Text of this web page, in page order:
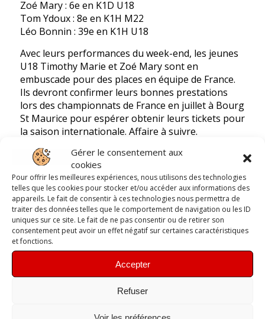
Gérer le consentement aux
cookies
Pour offrir les meilleures expériences, nous utilisons des technologies
telles que les cookies pour stocker et/ou accéder aux informations des
appareils. Le fait de consentir à ces technologies nous permettra de
traiter des données telles que le comportement de navigation ou les ID
uniques sur ce site. Le fait de ne pas consentir ou de retirer son
consentement peut avoir un effet négatif sur certaines caractéristiques
et fonctions.
Accepter
Refuser
Voir les préférences
Zoé Mary : 6e en K1D U18
Tom Ydoux : 8e en K1H M22
Léo Bonnin : 39e en K1H U18
Avec leurs performances du week-end, les jeunes
U18 Timothy Marie et Zoé Mary sont en
embuscade pour des places en équipe de France.
Ils devront confirmer leurs bonnes prestations
lors des championnats de France en juillet à Bourg
St Maurice pour espérer obtenir leurs tickets pour
la saison internationale. Affaire à suivre.